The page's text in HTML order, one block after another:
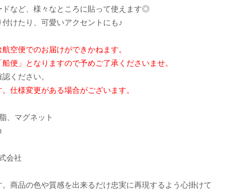
ドなど、様々なところに貼って使えます◎
付けたり、可愛いアクセントにも♪
空便でのお届けができかねます。
便」となりますので予めご了承くださいませ。
ください。
仕様変更がある場合がございます。
、マグネット
会社
商品の色や質感を出来るだけ忠実に再現するよう心掛けて